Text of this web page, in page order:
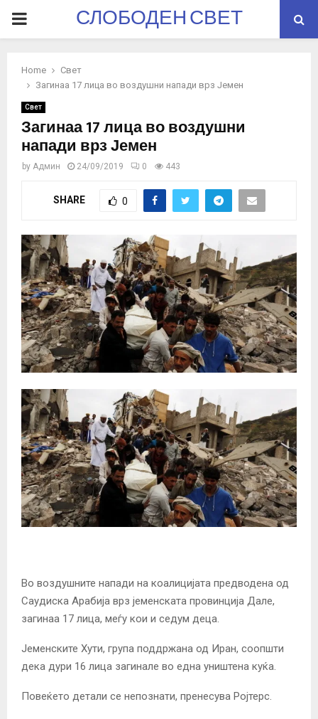
PRIMARYСЛОБОДЕН СВЕТ
Home
Свет
Загинаа 17 лица во воздушни напади врз Јемен
Свет
Загинаа 17 лица во воздушни
напади врз Јемен
by Админ 24/09/2019 0 443
SHARE 0
Во воздушните напади на коалицијата предводена од
Саудиска Арабија врз јеменската провинција Дале,
загинаа 17 лица, меѓу кои и седум деца.
Јеменските Хути, група поддржана од Иран, соопшти
дека дури 16 лица загинале во една уништена куќа.
Повеќето детали се непознати, пренесува Ројтерс.